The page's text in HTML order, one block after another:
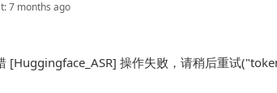
7 months ago
[Huggingface_ASR] 操作失败，请稍后重试